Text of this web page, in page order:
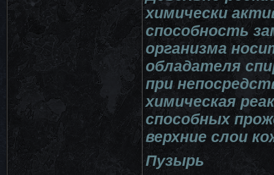
химически
способность
организма
обладателя
при
химическая
способных
верхние слои
Пузырь